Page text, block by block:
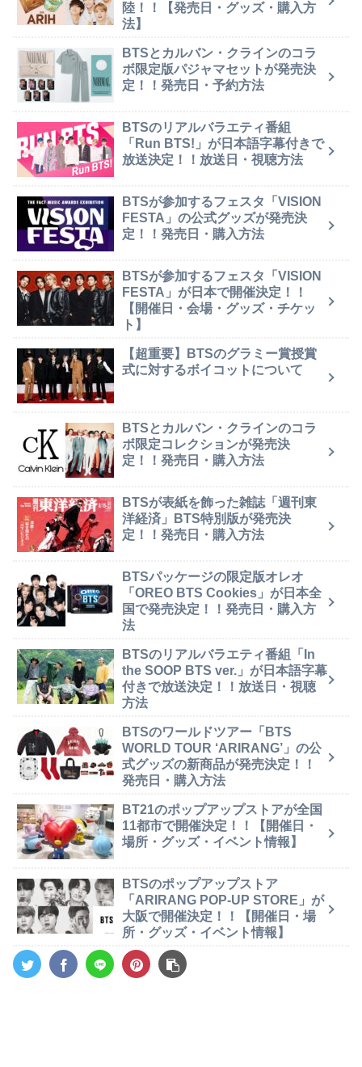
陸！！【発売日・グッズ・購入方
法】
BTSとカルバン・クラインのコラ
ボ限定版パジャマセットが発売決
定！！発売日・予約方法
BTSのリアルバラエティ番組
「Run BTS!」が日本語字幕付きで
放送決定！！放送日・視聴方法
BTSが参加するフェスタ「VISION
FESTA」の公式グッズが発売決
定！！発売日・購入方法
BTSが参加するフェスタ「VISION
FESTA」が日本で開催決定！！
【開催日・会場・グッズ・チケッ
ト】
【超重要】BTSのグラミー賞授賞
式に対するボイコットについて
BTSとカルバン・クラインのコラ
ボ限定コレクションが発売決
定！！発売日・購入方法
BTSが表紙を飾った雑誌「週刊東
洋経済」BTS特別版が発売決
定！！発売日・購入方法
BTSパッケージの限定版オレオ
「OREO BTS Cookies」が日本全
国で発売決定！！発売日・購入方
法
BTSのリアルバラエティ番組「In
the SOOP BTS ver.」が日本語字幕
付きで放送決定！！放送日・視聴
方法
BTSのワールドツアー「BTS
WORLD TOUR ‘ARIRANG’」の公
式グッズの新商品が発売決定！！
発売日・購入方法
BT21のポップアップストアが全国
11都市で開催決定！！【開催日・
場所・グッズ・イベント情報】
BTSのポップアップストア
「ARIRANG POP-UP STORE」が
大阪で開催決定！！【開催日・場
所・グッズ・イベント情報】